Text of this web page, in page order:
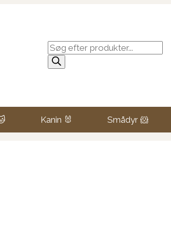
Products
search
Kanin 🐰 Smådyr 🐹